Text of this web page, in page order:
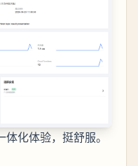
化体验，挺舒服。